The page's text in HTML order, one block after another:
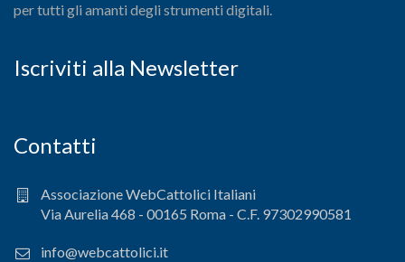
per tutti gli amanti degli strumenti digitali.
Iscriviti alla Newsletter
Contatti
Associazione WebCattolici Italiani
Via Aurelia 468 - 00165 Roma - C.F. 97302990581
info@webcattolici.it